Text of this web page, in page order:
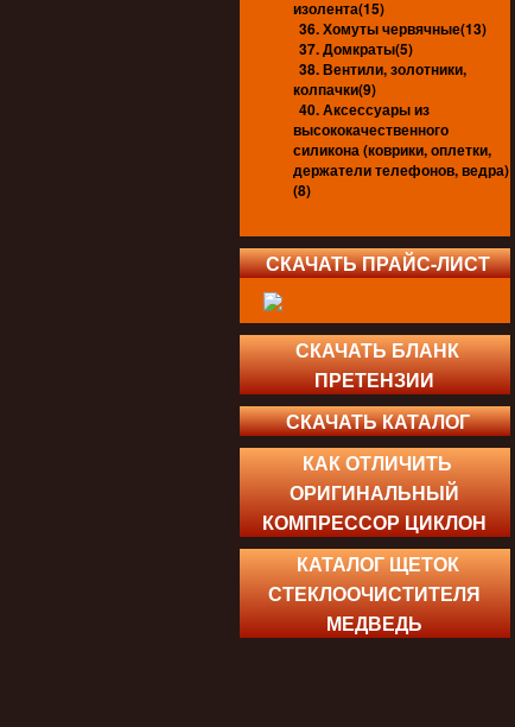
изолента(15)
36. Хомуты червячные(13)
37. Домкраты(5)
38. Вентили, золотники,
колпачки(9)
40. Аксессуары из
высококачественного
силикона (коврики, оплетки,
держатели телефонов, ведра)
(8)
СКАЧАТЬ ПРАЙС-ЛИСТ
СКАЧАТЬ БЛАНК
ПРЕТЕНЗИИ
СКАЧАТЬ КАТАЛОГ
КАК ОТЛИЧИТЬ
ОРИГИНАЛЬНЫЙ
КОМПРЕССОР ЦИКЛОН
КАТАЛОГ ЩЕТОК
СТЕКЛООЧИСТИТЕЛЯ
МЕДВЕДЬ